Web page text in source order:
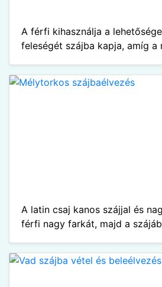
A férfi kihasználja a
feleségét szájba kapja, amíg a
A latin csaj kanos szájjal és
férfi nagy farkát, majd a